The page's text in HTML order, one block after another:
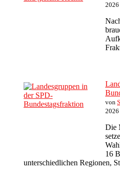
von
Die
16
unterschiedlichen Regionen,